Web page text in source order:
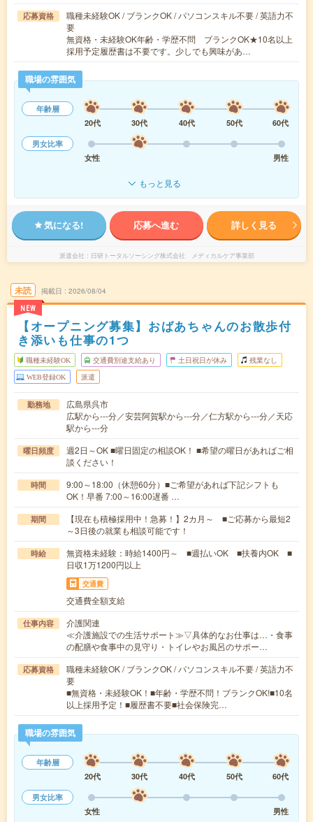
応募資格
職種未経験OK / ブランクOK / パソコンスキル不要 / 英語力不
要
無資格・未経験OK年齢・学歴不問 ブランクOK★10名以上
採用予定履歴書は不要です。少しでも興味があ…
職場の雰囲気
年齢層
20代
30代 40代 50代
60代
男女比率
女性
男性
もっと見る
気になる! 応募へ進む 詳しく見る
派遣会社 日研トータルソーシング株式会社 メディカルケア事業部
未読
NEW
掲載日 2026/08/04
【オープニング募集】おばあちゃんのお散歩付
き添いも仕事の1つ
職種未経験OK 交通費別途支給あり 土日祝日が休み 残業なし
WEB登録OK 派遣
勤務地
広島県呉市
広駅から---分／安芸阿賀駅から---分／仁方駅から---分／天応
駅から---分
曜日頻度
週2日～OK ■曜日固定の相談OK！ ■希望の曜日があればご相
談ください！
時間
9:00～18:00（休憩60分）■ご希望があれば下記シフトも
OK！早番 7:00～16:00遅番 …
期間
【現在も積極採用中！急募！】2カ月～ ■ご応募から最短2
～3日後の就業も相談可能です！
時給
無資格未経験：時給1400円～ ■週払いOK ■扶養内OK ■
日収1万1200円以上
交通費
交通費全額支給
仕事内容
介護関連
≪介護施設での生活サポート≫▽具体的なお仕事は…・食事
の配膳や食事中の見守り・トイレやお風呂のサポー…
応募資格
職種未経験OK / ブランクOK / パソコンスキル不要 / 英語力不
要
■無資格・未経験OK！■年齢・学歴不問！ブランクOK!■10名
以上採用予定！■履歴書不要■社会保険完…
職場の雰囲気
年齢層
20代
30代 40代 50代
60代
男女比率
女性
男性